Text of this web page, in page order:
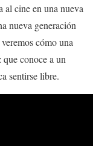
al cine en una nueva
nueva generación
veremos cómo una
conoce a un
sentirse libre.